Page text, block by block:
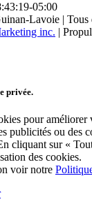
05:00
Lavoie | Tous
inc. |
privée.
pour améliorer
publicités ou des
cliquant sur «
des cookies.
voir notre